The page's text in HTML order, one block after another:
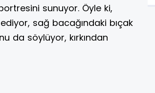
sunuyor. Öyle ki,
sağ bacağındaki bıçak
da söylüyor, kırkından